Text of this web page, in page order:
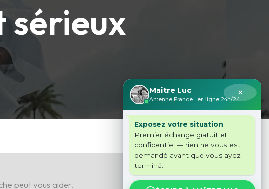
sérieux
peut vous aider.
✕
Maître Luc
Antenne France · en ligne 24h/24
Exposez votre situation.
Premier échange gratuit et
confidentiel — rien ne vous est
demandé avant que vous ayez
terminé.